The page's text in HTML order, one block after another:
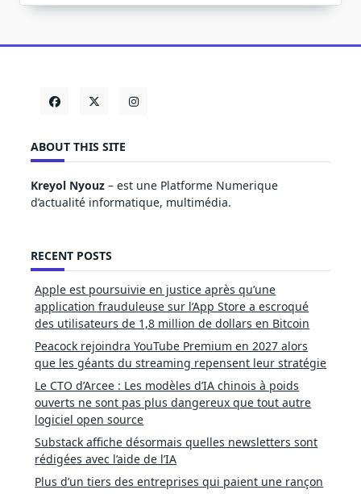
ABOUT THIS SITE
Kreyol Nyouz – est une Platforme Numerique
d’actualité informatique, multimédia.
RECENT POSTS
Apple est poursuivie en justice après qu’une
application frauduleuse sur l’App Store a escroqué
des utilisateurs de 1,8 million de dollars en Bitcoin
Peacock rejoindra YouTube Premium en 2027 alors
que les géants du streaming repensent leur stratégie
Le CTO d’Arcee : Les modèles d’IA chinois à poids
ouverts ne sont pas plus dangereux que tout autre
logiciel open source
Substack affiche désormais quelles newsletters sont
rédigées avec l’aide de l’IA
Plus d’un tiers des entreprises qui paient une rançon